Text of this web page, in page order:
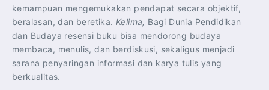
kemampuan mengemukakan pendapat secara objektif,
beralasan, dan beretika. Kelima, Bagi Dunia Pendidikan
dan Budaya resensi buku bisa mendorong budaya
membaca, menulis, dan berdiskusi, sekaligus menjadi
sarana penyaringan informasi dan karya tulis yang
berkualitas.